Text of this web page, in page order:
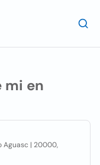
mi en
Aguasc | 20000,